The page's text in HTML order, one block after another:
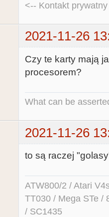
<-- Kontakt
2021-11-26
Czy te karty mają
procesorem?
What can be
2021-11-26
to są raczej
ATW800/2 / Atari
TT030 / Mega STe /
/ SC1435